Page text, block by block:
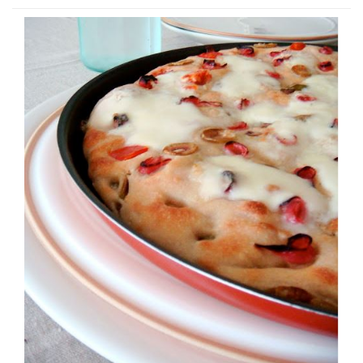
Spennellate la superficie della ciambella di pizza con un
tuorlo sbattuto con un cucchiaio di latte, quindi mettete
in forno preriscaldato statico a 190°C per circa 30-35
minuti.
Se la ciambella dovesse colorarsi troppo velocemente,
coprite con un foglio di alluminio. Quando sarà cotta,
sfornatela e lasciatela raffreddare prima di tagliarla.
forchetta, aggiungendo poco alla volta l’acqua tiepida e
infine il sale. Lavorate l’impasto sul piano del tavolo
infarinato per almeno 10 minuti, allargandolo con i pugni
chiusi, riavvolgendolo e sbattendolo sul tavolo (per
attivare la lievitazione). Quando l’impasto diventa
elastico e soffice, formate una palla e trasferitelo
nuovamente nella ciotola. Coprite con uno strofinaccio
umido e ponete a lievitare in un luogo caldo fino a quando
raddoppierà di volume (circa 1 ora).
Trascorso il tempo della prima lievitazione, riprendete
l’impasto e stendetelo in una sfoglia rettangolare.
Distribuitevi sopra le olive denocciolate e tagliate
grossolanamente. Riavvolgente l’impasto partendo dal
lato più corto e formate 10-12 palline della stessa
dimensione. Posizionatele ben distanziate su una teglia
rivestita con carta da forno e ponete nuovamente a
lievitare per altri 25-30 minuti.